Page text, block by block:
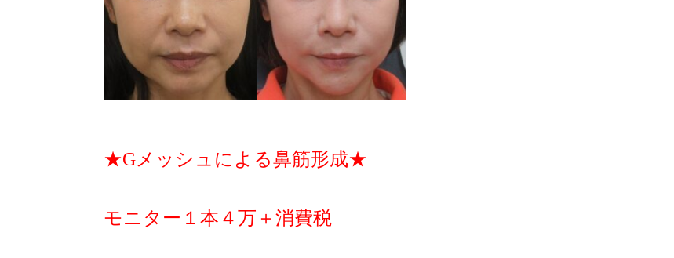
★Gメッシュによる鼻筋形成★
モニター１本４万＋消費税